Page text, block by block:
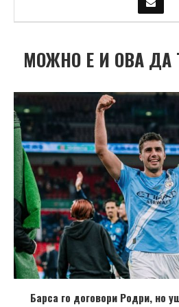
МОЖНО Е И ОВА ДА
Барса го договори Родри, но